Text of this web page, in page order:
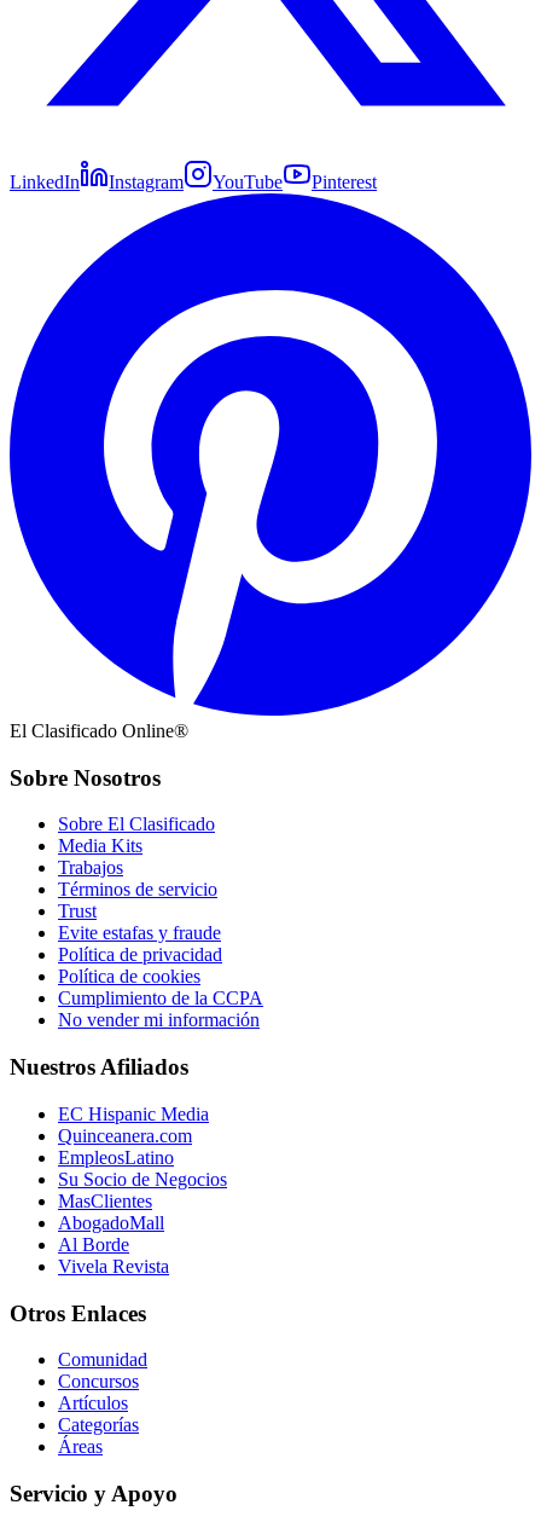
LinkedIn Instagram YouTube Pinterest
El Clasificado Online®
Sobre Nosotros
Sobre El Clasificado
Media Kits
Trabajos
Términos de servicio
Trust
Evite estafas y fraude
Política de privacidad
Política de cookies
Cumplimiento de la CCPA
No vender mi información
Nuestros Afiliados
EC Hispanic Media
Quinceanera.com
EmpleosLatino
Su Socio de Negocios
MasClientes
AbogadoMall
Al Borde
Vivela Revista
Otros Enlaces
Comunidad
Concursos
Artículos
Categorías
Áreas
Servicio y Apoyo